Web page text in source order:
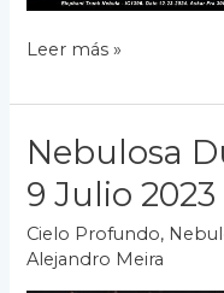
IC1396
Nebulosa
de
Leer más »
Nebulosa
9 Julio 2023
Cielo Profundo,
Alejandro Meira